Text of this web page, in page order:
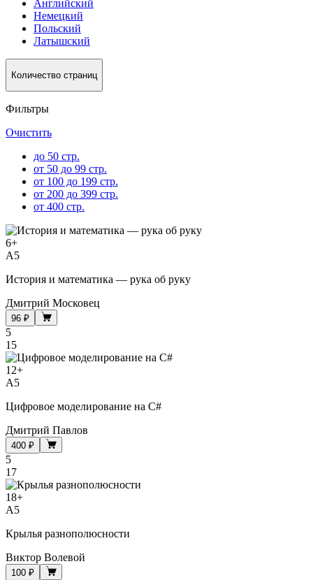
Английский
Немецкий
Польский
Латышский
Количество страниц
Фильтры
Очистить
до 50 стр.
от 50 до 99 стр.
от 100 до 199 стр.
от 200 до 399 стр.
от 400 стр.
6+
A5
История и математика — рука об руку
Дмитрий Московец
96 ₽
5
15
12+
A5
Цифровое моделирование на C#
Дмитрий Павлов
400 ₽
5
17
18+
A5
Крылья разнополюсности
Виктор Волевой
100 ₽